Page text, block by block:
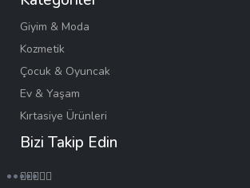
Giyim & Moda
Kozmetik
Çocuk & Oyuncak
Ev & Yaşam
Kırtasiye Ürünleri
Bizi Takip Edin